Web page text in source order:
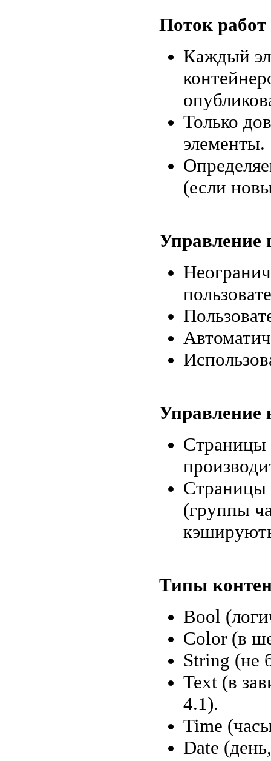
Поток
Каждый
Только
элементы.
(если
Управление
Страницы
Страницы
(группы
Типы
Bool
Color (в
String (не
Text (в
4.1).
Time
Date